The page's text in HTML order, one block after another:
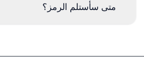
الكود من الملصق على جسم الراديو.
التسلسلي أعلى أو أسفل الرمز
متى سأستلم الرمز؟